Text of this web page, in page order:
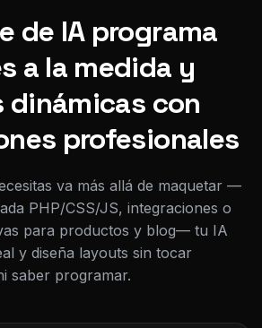
de IA programa
a la medida y
dinámicas con
profesionales
va más allá de maquetar —
PHP/CSS/JS, integraciones o
para productos y blog— tu IA
y diseña layouts sin tocar
saber programar.